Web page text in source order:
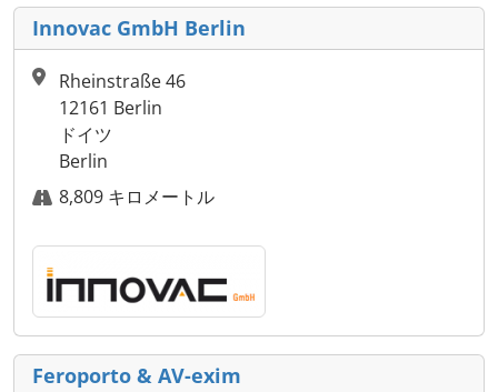
Innovac GmbH Berlin
Rheinstraße 46
12161 Berlin
ドイツ
Berlin
8,809 キロメートル
Feroporto & AV-exim